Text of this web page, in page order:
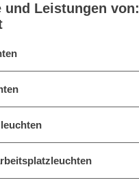
und Leistungen von: